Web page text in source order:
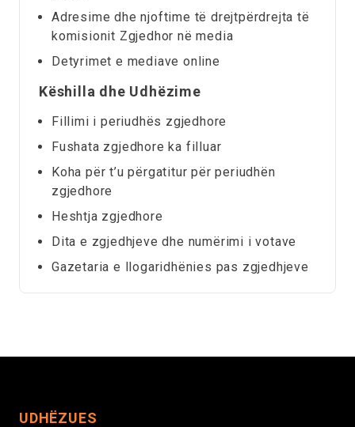
Adresime dhe njoftime të drejtpërdrejta të
komisionit Zgjedhor në media
Detyrimet e mediave online
Këshilla dhe Udhëzime
Fillimi i periudhës zgjedhore
Fushata zgjedhore ka filluar
Koha për t’u përgatitur për periudhën
zgjedhore
Heshtja zgjedhore
Dita e zgjedhjeve dhe numërimi i votave
Gazetaria e llogaridhënies pas zgjedhjeve
UDHËZUES